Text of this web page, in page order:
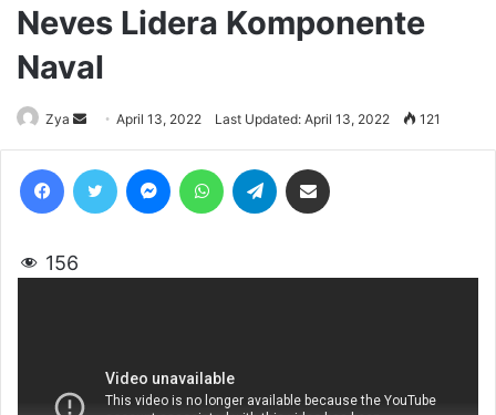
Neves Lidera Komponente
Naval
Zya
Send
an
email
April 13, 2022 Last Updated: April 13, 2022 121
156